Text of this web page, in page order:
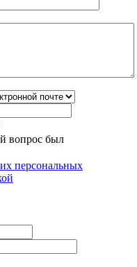
вопрос был
персональных